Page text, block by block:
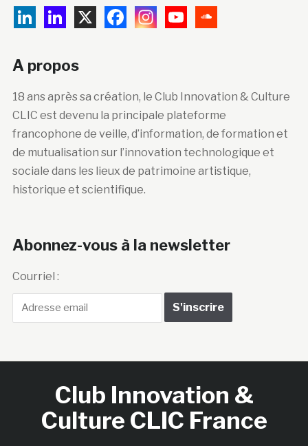
A propos
18 ans après sa création, le Club Innovation & Culture
CLIC est devenu la principale plateforme
francophone de veille, d’information, de formation et
de mutualisation sur l’innovation technologique et
sociale dans les lieux de patrimoine artistique,
historique et scientifique.
Abonnez-vous à la newsletter
Courriel :
Club Innovation &
Culture CLIC France